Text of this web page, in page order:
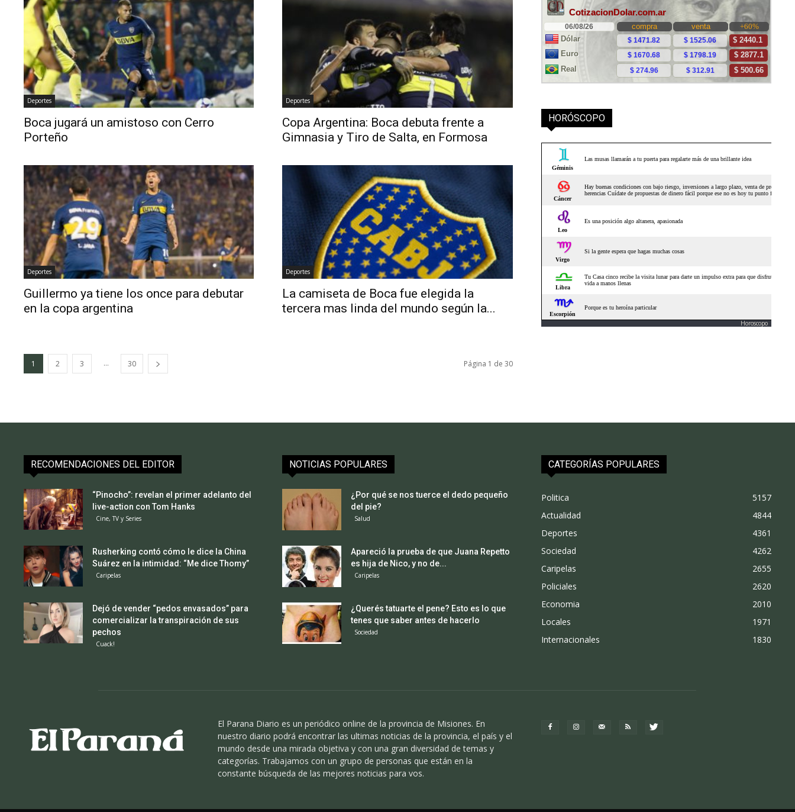
Deportes
Boca jugará un amistoso con Cerro
Porteño
Deportes
Copa Argentina: Boca debuta frente a
Gimnasia y Tiro de Salta, en Formosa
Deportes
Guillermo ya tiene los once para debutar
en la copa argentina
Deportes
La camiseta de Boca fue elegida la
tercera mas linda del mundo según la...
1 2 3 ... 30 Página 1 de 30
HORÓSCOPO
Horoscopo
RECOMENDACIONES DEL EDITOR
“Pinocho”: revelan el primer adelanto del
live-action con Tom Hanks
Cine, TV y Series
Rusherking contó cómo le dice la China
Suárez en la intimidad: “Me dice Thomy”
Caripelas
Dejó de vender “pedos envasados” para
comercializar la transpiración de sus
pechos
Cuack!
NOTICIAS POPULARES
¿Por qué se nos tuerce el dedo pequeño
del pie?
Salud
Apareció la prueba de que Juana Repetto
es hija de Nico, y no de...
Caripelas
¿Querés tatuarte el pene? Esto es lo que
tenes que saber antes de hacerlo
Sociedad
CATEGORÍAS POPULARES
Politica
5157
Actualidad
4844
Deportes
4361
Sociedad
4262
Caripelas
2655
Policiales
2620
Economia
2010
Locales
1971
Internacionales
1830
El Parana Diario es un periódico online de la provincia de Misiones. En
nuestro diario podrá encontrar las ultimas noticias de la provincia, el país y el
mundo desde una mirada objetiva y con una gran diversidad de temas y
categorías. Trabajamos con un grupo de personas que están en la
constante búsqueda de las mejores noticias para vos.